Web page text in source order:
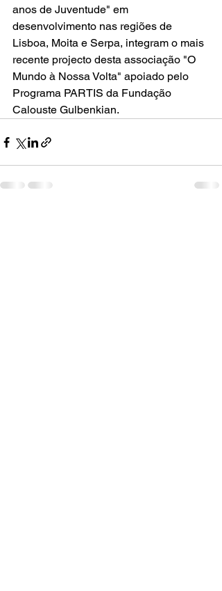
anos de Juventude" em
desenvolvimento nas regiões de
Lisboa, Moita e Serpa, integram o mais
recente projecto desta associação "O
Mundo à Nossa Volta" apoiado pelo
Programa PARTIS da Fundação
Calouste Gulbenkian.